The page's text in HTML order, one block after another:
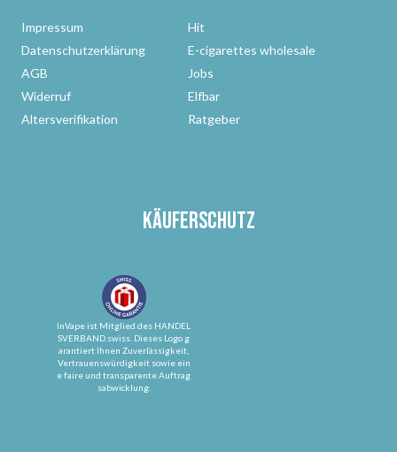
Impressum
Datenschutzerklärung
AGB
Widerruf
Altersverifikation
Hit
E-cigarettes wholesale
Jobs
Elfbar
Ratgeber
Käuferschutz
InVape ist Mitglied des HANDEL
SVERBAND.swiss. Dieses Logo g
arantiert Ihnen Zuverlässigkeit,
Vertrauenswürdigkeit sowie ein
e faire und transparente Auftrag
sabwicklung.